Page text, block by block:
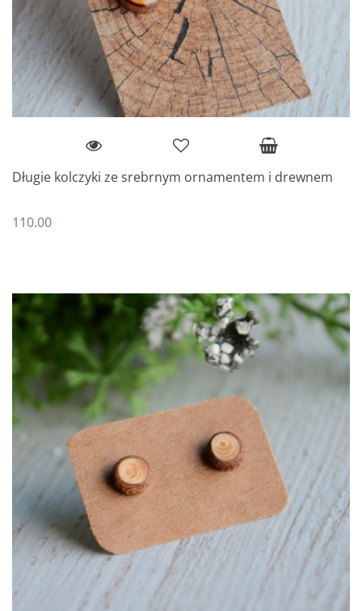
Długie kolczyki ze srebrnym ornamentem i drewnem
110.00